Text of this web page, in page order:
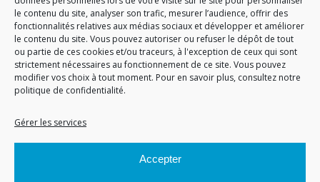
le contenu du site, analyser son trafic, mesurer l’audience, offrir des
fonctionnalités relatives aux médias sociaux et développer et améliorer
le contenu du site. Vous pouvez autoriser ou refuser le dépôt de tout
ou partie de ces cookies et/ou traceurs, à l'exception de ceux qui sont
strictement nécessaires au fonctionnement de ce site. Vous pouvez
modifier vos choix à tout moment. Pour en savoir plus, consultez notre
politique de confidentialité.
Gérer les services
Accepter
81 Rue de la Petite Eau
73290 LA MOTTE SERVOLEX
ACCUEIL
GÉRARD PERRIER INDUSTRIE – TOUS DROITS RÉSERVÉS